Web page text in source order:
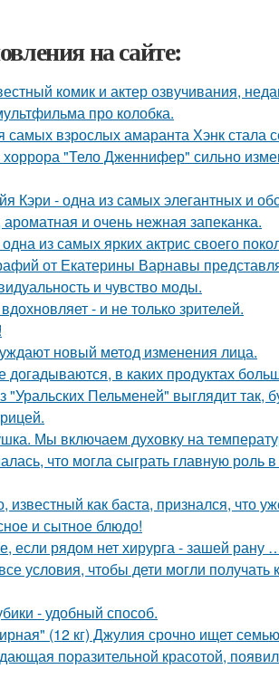
на сайте:
комик и актер озвучивания,
про колобка.
взрослых амаранта Хэнк стала
"Тело Дженнифер" сильно
Кэри - одна из самых элегантных и
и очень нежная запеканка.
из самых ярких актрис своего
от Екатерины Варнавы
и чувство моды.
- и не только зрителей.
новый метод изменения лица.
в каких продуктах
Пельменей" выглядит так,
Мы включаем духовку на
что могла сыграть главную
известный как баста, признался, что
и сытное блюдо!
если рядом нет хирурга - зашей рану
условия, чтобы дети могли получать
- удобный способ.
(12 кг) Джулия срочно ищет
поразительной красотой,